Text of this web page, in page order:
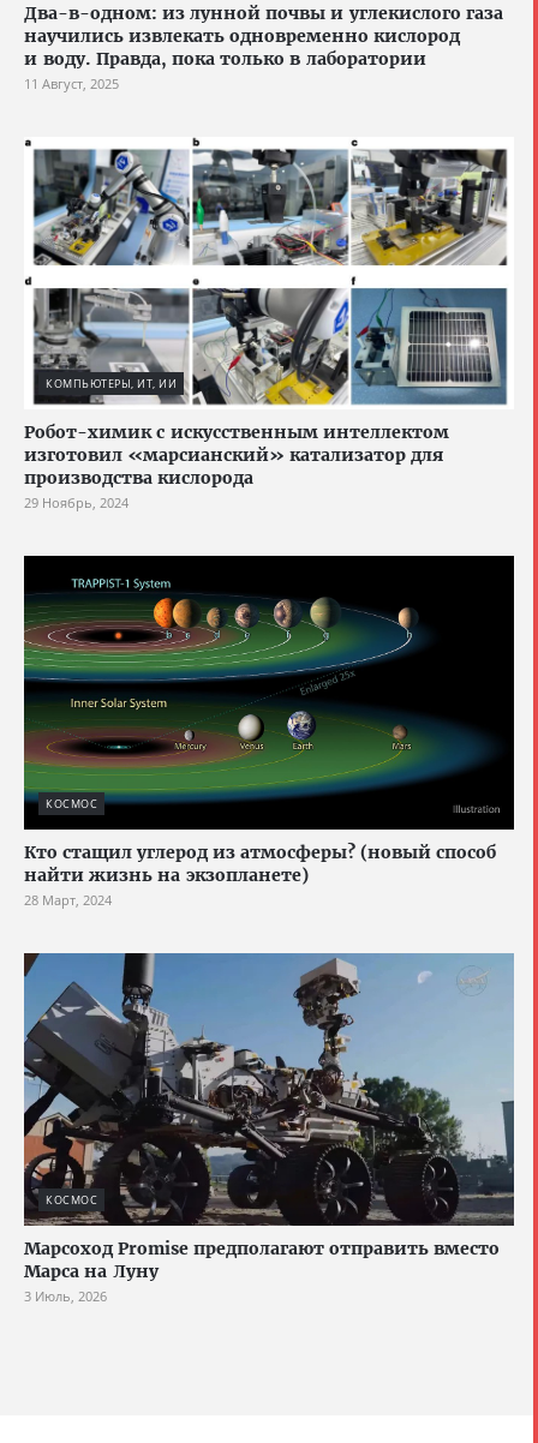
Два-в-одном: из лунной почвы и углекислого газа
научились извлекать одновременно кислород
и воду. Правда, пока только в лаборатории
11 Август, 2025
КОМПЬЮТЕРЫ, ИТ, ИИ
Робот-химик с искусственным интеллектом
изготовил «марсианский» катализатор для
производства кислорода
29 Ноябрь, 2024
КОСМОС
Кто стащил углерод из атмосферы? (новый способ
найти жизнь на экзопланете)
28 Март, 2024
КОСМОС
Марсоход Promise предполагают отправить вместо
Марса на Луну
3 Июль, 2026